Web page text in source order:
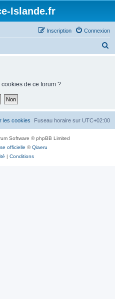
Islande.fr
Connexion
Inscription
h
de ce forum ?
Fuseau horaire sur UTC+02:00
les cookies
Software © phpBB Limited
officielle ©Qiaeru
| Conditions